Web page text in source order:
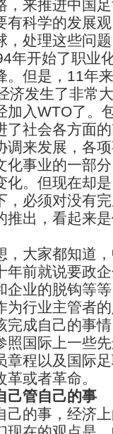
，来推进中国
有科学的发展
，处理这些问
开始了职业化
。但是，11年
济发生了非常
加入WTO了。
了社会各方面
调来发展，各
化事业的一部
化。但现在却
，必须对没有
推出，看起来
大家都知道，
年前就说要政
企业的脱钩等
为行业主管者
完成自己的事
照国际上一些
章程以及国际
或者革命。
己管自己的事
的事，经济上